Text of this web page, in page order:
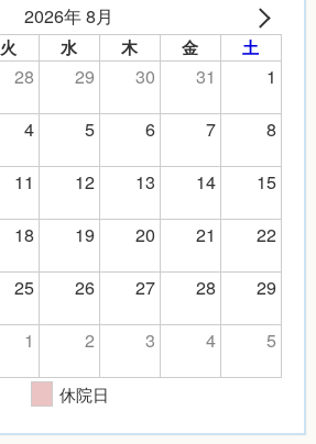
2026年 8月
火 水 木 金 土
28 29 30 31
1
4 5 6 7 8
11 12 13 14
15
18 19 20 21
22
25 26 27 28
29
1 2 3 4 5
休院日